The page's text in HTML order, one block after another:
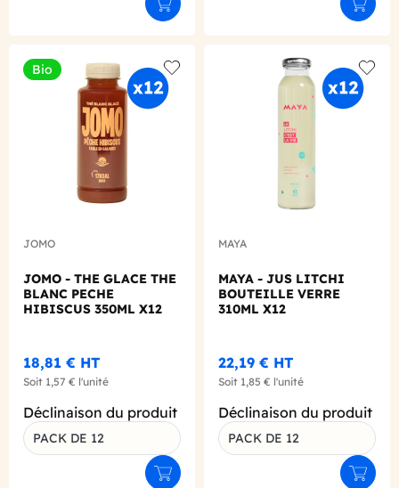
Ajouter au panier
Bio
Add to wishlist
JOMO
JOMO - THE GLACE THE
BLANC PECHE
HIBISCUS 350ML X12
18,81 € HT
Soit 1,57 € l'unité
Déclinaison du produit
PACK DE 12
Ajouter au panier
Add
MAYA
MAYA - JUS LITCHI
BOUTEILLE VERRE
310ML X12
22,19 € HT
Soit 1,85 € l'unité
Déclinaison du produit
PACK DE 12